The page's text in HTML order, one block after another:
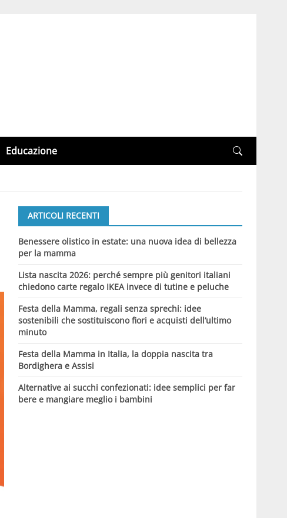
Educazione
ARTICOLI RECENTI
Benessere olistico in estate: una nuova idea di bellezza
per la mamma
Lista nascita 2026: perché sempre più genitori italiani
chiedono carte regalo IKEA invece di tutine e peluche
Festa della Mamma, regali senza sprechi: idee
sostenibili che sostituiscono fiori e acquisti dell’ultimo
minuto
Festa della Mamma in Italia, la doppia nascita tra
Bordighera e Assisi
Alternative ai succhi confezionati: idee semplici per far
bere e mangiare meglio i bambini